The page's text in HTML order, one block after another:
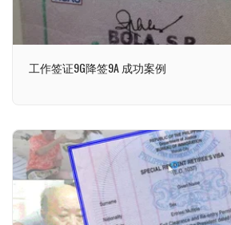
工作签证9G降签9A 成功案例